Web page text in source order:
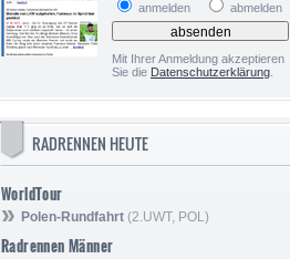
anmelden abmelden
Mit Ihrer Anmeldung akzeptieren
Sie die Datenschutzerklärung
RADRENNEN HEUTE
WorldTour
Polen-Rundfahrt (2.UWT, POL)
Radrennen Männer